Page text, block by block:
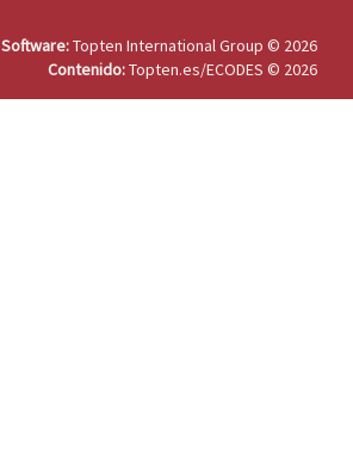
Software:Topten International Group © 2026
Contenido:Topten.es/ECODES © 2026